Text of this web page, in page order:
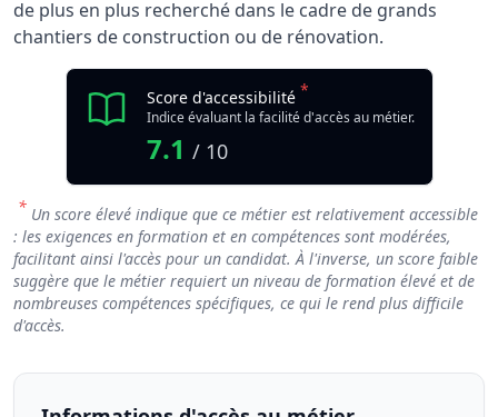
de plus en plus recherché dans le cadre de grands
chantiers de construction ou de rénovation.
Score d'accessibilité *
Indice évaluant la facilité d'accès au métier.
7.1 / 10
* Un score élevé indique que ce métier est relativement accessible
: les exigences en formation et en compétences sont modérées,
facilitant ainsi l'accès pour un candidat. À l'inverse, un score faible
suggère que le métier requiert un niveau de formation élevé et de
nombreuses compétences spécifiques, ce qui le rend plus difficile
d'accès.